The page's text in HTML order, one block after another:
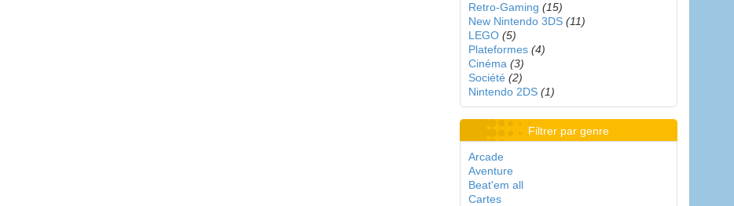
Retro-Gaming (15)
New Nintendo 3DS (11)
LEGO (5)
Plateformes (4)
Cinéma (3)
Société (2)
Nintendo 2DS (1)
Filtrer par genre
Arcade
Aventure
Beat'em all
Cartes